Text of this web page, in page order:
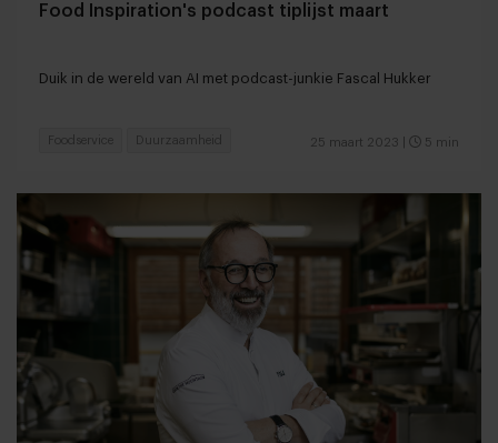
Food Inspiration's podcast tiplijst maart
Duik in de wereld van AI met podcast-junkie Fascal Hukker
25 maart 2023 5 min
Foodservice Duurzaamheid